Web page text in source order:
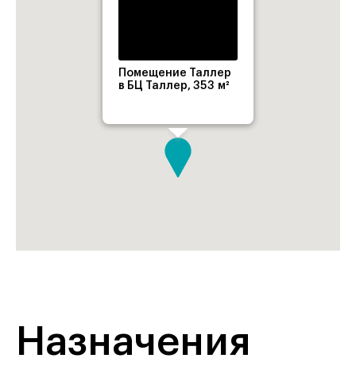
Помещение Таллер
в БЦ Таллер, 353 м²
Назначения